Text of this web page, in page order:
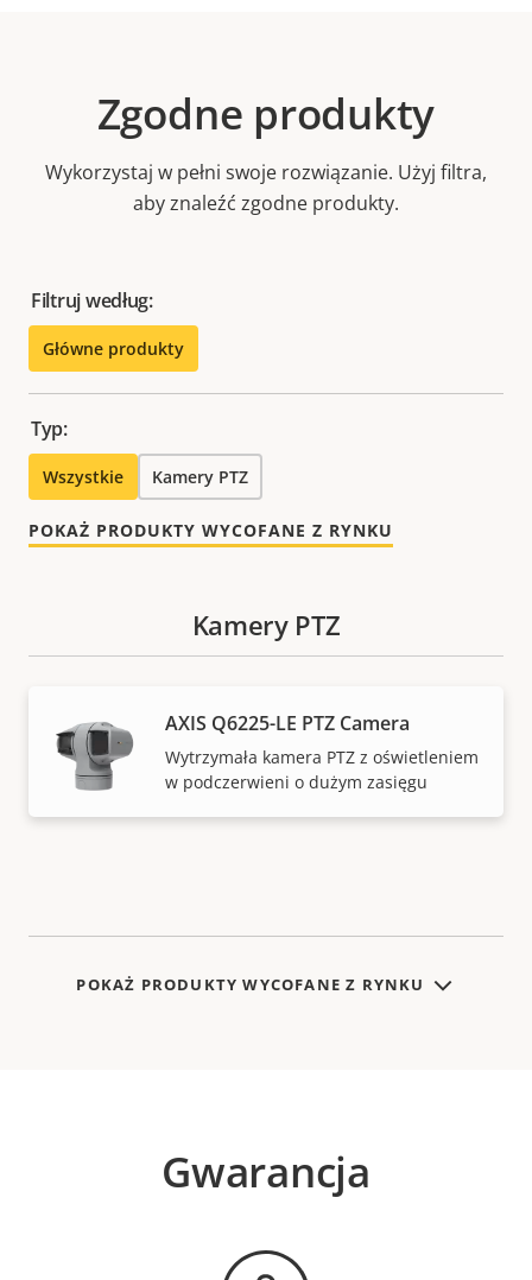
Zgodne produkty
Wykorzystaj w pełni swoje rozwiązanie. Użyj filtra,
aby znaleźć zgodne produkty.
Filtruj według:
Główne produkty
Typ:
Wszystkie Kamery PTZ
POKAŻ PRODUKTY WYCOFANE Z RYNKU
Kamery PTZ
AXIS Q6225-LE PTZ Camera
Wytrzymała kamera PTZ z oświetleniem
w podczerwieni o dużym zasięgu
POKAŻ PRODUKTY WYCOFANE Z RYNKU
Gwarancja